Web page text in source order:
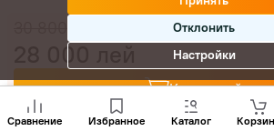
Купить сейчас
Сравнение Избранное Каталог
Отклонить
Настройки